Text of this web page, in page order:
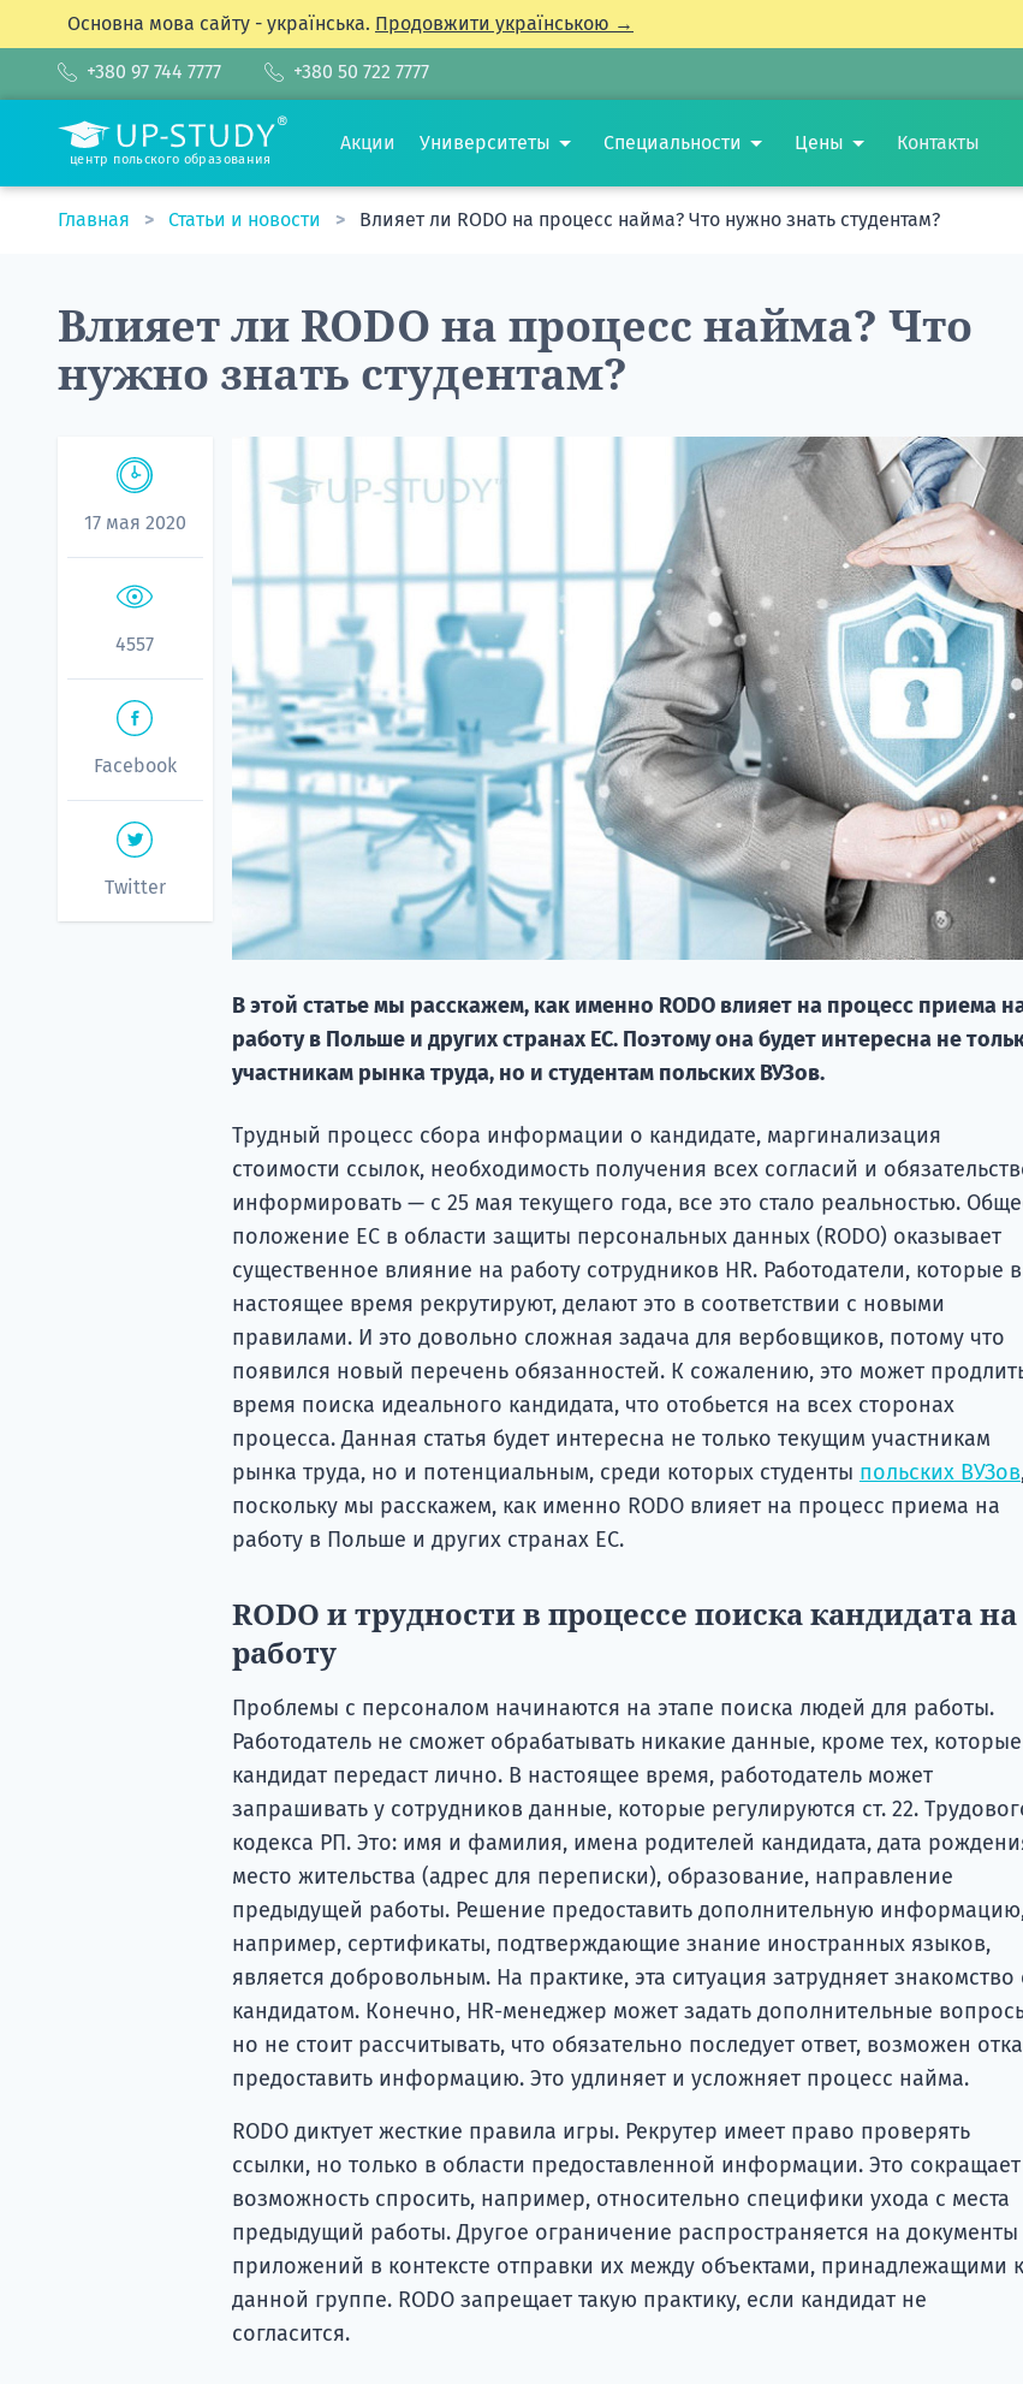
Основна мова сайту - українська. Продовжити українською →
+380 97 744 7777 +380 50 722 7777
центр польского образования
Акции Университеты Специальности Цены Контакты
Главная Статьи и новости Влияет ли RODO на процесс найма? Что нужно знать студентам?
Влияет ли RODO на процесс найма? Что
нужно знать студентам?
17 мая 2020
4557
Facebook
Twitter
В этой статье мы расскажем, как именно RODO влияет на процесс приема
работу в Польше и других странах ЕС. Поэтому она будет интересна не
участникам рынка труда, но и студентам польских ВУЗов.
Трудный процесс сбора информации о кандидате, маргинализация
стоимости ссылок, необходимость получения всех согласий и
информировать — с 25 мая текущего года, все это стало реальностью.
положение ЕС в области защиты персональных данных (RODO) оказывает
существенное влияние на работу сотрудников HR. Работодатели, которые в
настоящее время рекрутируют, делают это в соответствии с новыми
правилами. И это довольно сложная задача для вербовщиков, потому что
появился новый перечень обязанностей. К сожалению, это может
время поиска идеального кандидата, что отобьется на всех сторонах
процесса. Данная статья будет интересна не только текущим участникам
рынка труда, но и потенциальным, среди которых студенты польских ВУЗов
поскольку мы расскажем, как именно RODO влияет на процесс приема на
работу в Польше и других странах ЕС.
RODO и трудности в процессе поиска кандидата на
работу
Проблемы с персоналом начинаются на этапе поиска людей для работы.
Работодатель не сможет обрабатывать никакие данные, кроме тех, которые
кандидат передаст лично. В настоящее время, работодатель может
запрашивать у сотрудников данные, которые регулируются ст. 22.
кодекса РП. Это: имя и фамилия, имена родителей кандидата, дата
место жительства (адрес для переписки), образование, направление
предыдущей работы. Решение предоставить дополнительную
например, сертификаты, подтверждающие знание иностранных языков,
является добровольным. На практике, эта ситуация затрудняет знакомство
кандидатом. Конечно, HR-менеджер может задать дополнительные
но не стоит рассчитывать, что обязательно последует ответ, возможен
предоставить информацию. Это удлиняет и усложняет процесс найма.
RODO диктует жесткие правила игры. Рекрутер имеет право проверять
ссылки, но только в области предоставленной информации. Это сокращает
возможность спросить, например, относительно специфики ухода с места
предыдущий работы. Другое ограничение распространяется на документы
приложений в контексте отправки их между объектами, принадлежащими к
данной группе. RODO запрещает такую ​​практику, если кандидат не
согласится.